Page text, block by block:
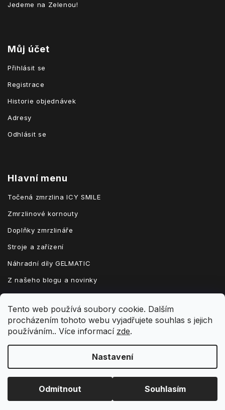
Tento web používá soubory cookie. Dalším
procházením tohoto webu vyjadřujete souhlas s jejich
používáním.. Více informací zde.
Nastavení
Odmítnout Souhlasím
Jedeme na Zelenou!
Můj účet
Přihlásit se
Registrace
Historie objednávek
Adresy
Odhlásit se
Hlavní menu
Točená zmrzlina ICY SMILE
Zmrzlinové kornouty
Doplňky zmrzlináře
Stroje a zařízení
Náhradní díly GELMATIC
Z našeho blogu a novinky
Vytvořil Shoptet
zmrzlinatocena.cz. Všechna práva vyhrazena.
Upravit nastavení cookies